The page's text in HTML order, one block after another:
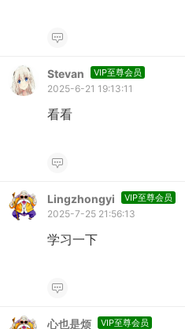
Stevan VIP至尊会员
2025-6-21 19:13:11
看看
Lingzhongyi VIP至尊会员
2025-7-25 21:56:13
学习一下
心也是烦 VIP至尊会员